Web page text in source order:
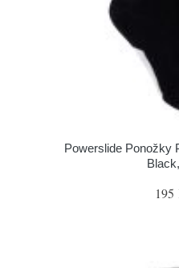
Powerslide Ponožky